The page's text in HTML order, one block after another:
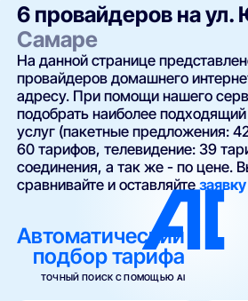
6 провайдеров на ул.
Самаре
На данной странице
провайдеров домашнего
адресу. При помощи нашего
подобрать наиболее
услуг (пакетные предложения:
60 тарифов, телевидение: 39
соединения, а так же - по цене.
сравнивайте и оставляйте
Автоматический
подбор тарифа
ТОЧНЫЙ ПОИСК С ПОМОЩЬЮ AI